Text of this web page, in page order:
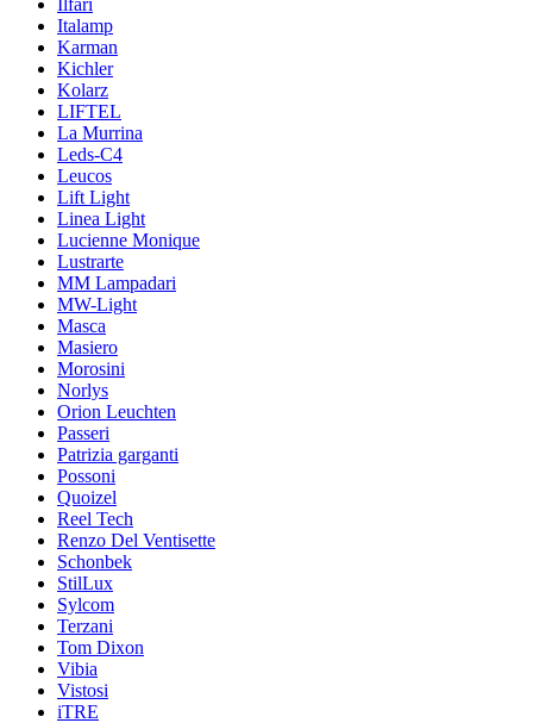
Ilfari
Italamp
Karman
Kichler
Kolarz
LIFTEL
La Murrina
Leds-C4
Leucos
Lift Light
Linea Light
Lucienne Monique
Lustrarte
MM Lampadari
MW-Light
Masca
Masiero
Morosini
Norlys
Orion Leuchten
Passeri
Patrizia garganti
Possoni
Quoizel
Reel Tech
Renzo Del Ventisette
Schonbek
StilLux
Sylcom
Terzani
Tom Dixon
Vibia
Vistosi
iTRE